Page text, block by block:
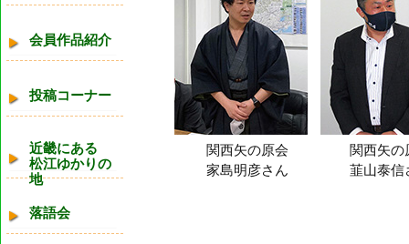
会員作品紹介
投稿コーナー
近畿にある
松江ゆかりの
地
落語会
関西矢の原会
家島明彦さん
関西矢の
韮山泰信